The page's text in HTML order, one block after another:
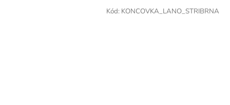
Kód: KONCOVKA_LANO_STRIBRNA